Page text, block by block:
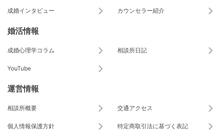
成婚インタビュー カウンセラー紹介
婚活情報
成婚心理学コラム 相談所日記
YouTube
運営情報
相談所概要 交通アクセス
個人情報保護方針 特定商取引法に基づく表記